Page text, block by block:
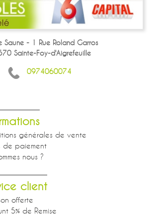
Saune - 1 Rue Roland Garros
Sainte-Foy-d'Aigrefeuille
0974060074
générales de vente
de paiement
nous ?
client
offerte
5% de Remise